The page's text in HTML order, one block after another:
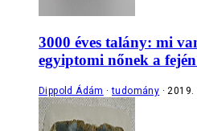
3000 éves talány: mi
egyiptomi nőnek a
Dippold Ádám tudomány 2019.